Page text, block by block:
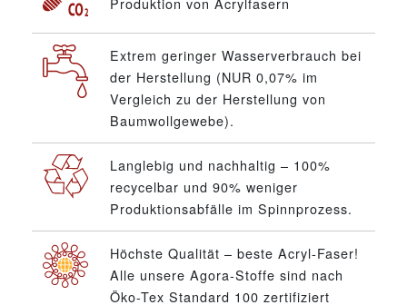
Extrem geringer Wasserverbrauch bei
der Herstellung (NUR 0,07% im
Vergleich zu der Herstellung von
Baumwollgewebe).
Langlebig und nachhaltig – 100%
recycelbar und 90% weniger
Produktionsabfälle im Spinnprozess.
Höchste Qualität – beste Acryl-Faser!
Alle unsere Agora-Stoffe sind nach
Öko-Tex Standard 100 zertifiziert